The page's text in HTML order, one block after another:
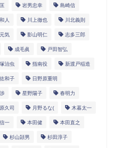
岩男忠幸 島崎信
人 川上徹也 川北義則
気 影山明仁 志多三郎
成毛眞 戸田智弘
治虫 指南役 新渡戸稲造
和子 日野原重明
星野陽子 春明力
久司 月野るな( 木暮太一
一 本田健 本田直之
杉山頴男 杉田淳子